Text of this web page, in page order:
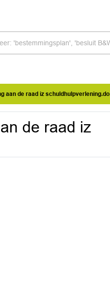
aan de raad iz schuldhulpverlening.docx
de raad iz